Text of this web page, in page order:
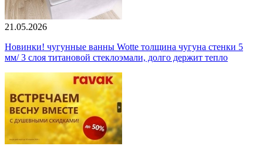
21.05.2026
Новинки! чугунные ванны Wotte толщина чугуна стенки 5
мм/ 3 слоя титановой стеклоэмали, долго держит тепло